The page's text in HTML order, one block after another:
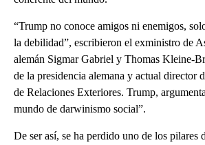
“Trump no conoce amigos ni enemigos,
la debilidad”, escribieron el exministro de
alemán Sigmar Gabriel y Thomas Kleine-
de la presidencia alemana y actual director
de Relaciones Exteriores. Trump,
mundo de darwinismo social”.
De ser así, se ha perdido uno de los pilares